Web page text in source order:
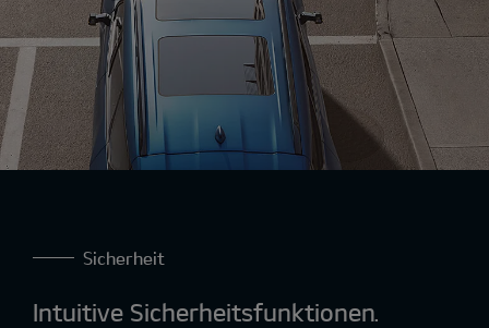
Sicherheit
Intuitive Sicherheitsfunktionen.